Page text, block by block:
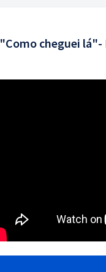
"Como cheguei lá"-